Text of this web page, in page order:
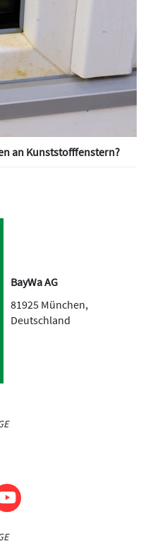
an Kunststofffenstern?
BayWa AG
81925 München,
Deutschland